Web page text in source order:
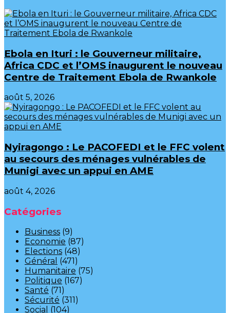
Ebola en Ituri : le Gouverneur militaire,
Africa CDC et l’OMS inaugurent le nouveau
Centre de Traitement Ebola de Rwankole
août 5, 2026
‎Nyiragongo : Le PACOFEDI et le FFC volent
au secours des ménages vulnérables de
Munigi avec un appui en AME‎‎
août 4, 2026
Catégories
Business (9)
Economie (87)
Elections (48)
Général (471)
Humanitaire (75)
Politique (167)
Santé (71)
Sécurité (311)
Social (104)